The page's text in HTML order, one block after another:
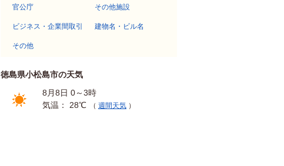
官公庁 その他施設
ビジネス・企業間取引 建物名・ビル名
その他
徳島県小松島市の天気
8月8日 0～3時
気温： 28℃
（ 週間天気 ）